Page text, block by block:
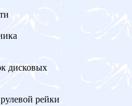
дисковых
рейки